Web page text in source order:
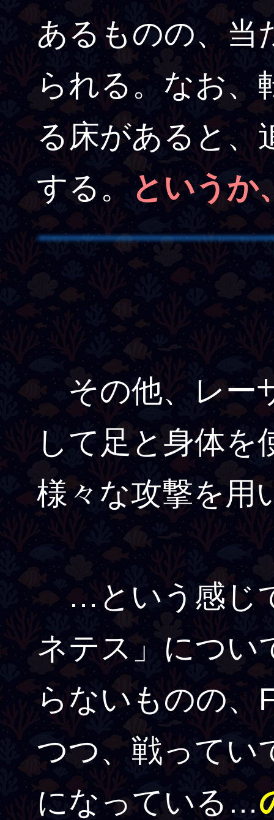
あるものの、当
られる。なお、
る床があると、
する。 というか
その他、レー
して足と身体を
様々な攻撃を用
…という感じ
ネテス」につい
らないものの、
つつ、戦ってい
になっている…